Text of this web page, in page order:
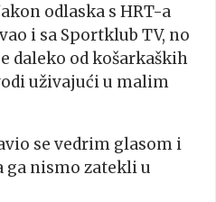
odlaska s HRT-a
i sa Sportklub TV, no
daleko od košarkaških
uživajući u malim
se vedrim glasom i
ga nismo zatekli u